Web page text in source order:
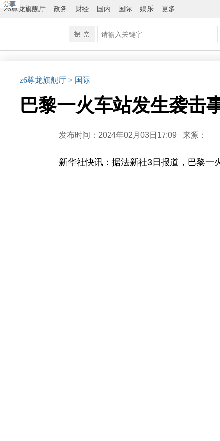
z6尊龙旗舰厅 政务 财经 国内 国际 娱乐 更多
z6尊龙旗舰厅 > 国际
巴黎一火车站发生袭击
发布时间：2024年02月03日17:09 来源：
新华社快讯：据法新社3日报道，巴黎一